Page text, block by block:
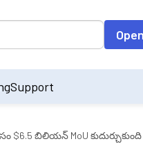
Support
బిలియన్ MoU కుదుర్చుకుంది